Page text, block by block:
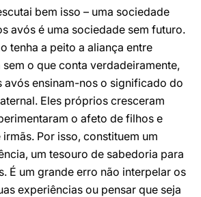
bem isso – uma sociedade
avós é uma sociedade sem futuro.
tenha a peito a aliança entre
o que conta verdadeiramente,
avós ensinam-nos o significado do
Eles próprios cresceram
o afeto de filhos e
Por isso, constituem um
um tesouro de sabedoria para
É um grande erro não interpelar os
experiências ou pensar que seja